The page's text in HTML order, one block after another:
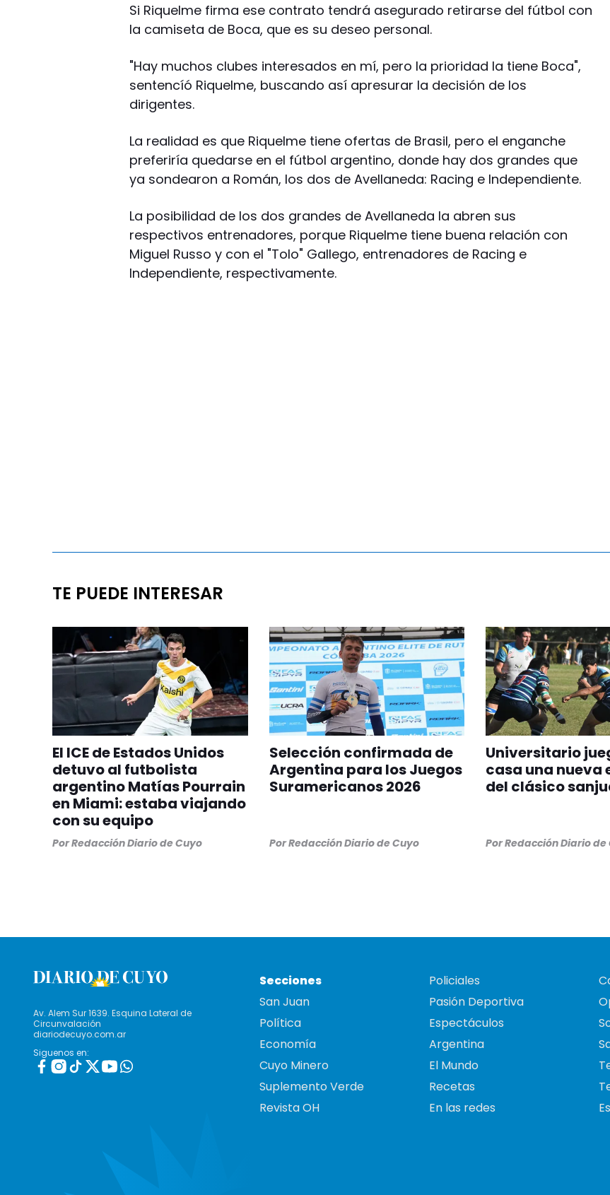
Si Riquelme firma ese contrato tendrá asegurado retirarse del fútbol con
la camiseta de Boca, que es su deseo personal.
"Hay muchos clubes interesados en mí, pero la prioridad la tiene Boca",
sentencíó Riquelme, buscando así apresurar la decisión de los
dirigentes.
La realidad es que Riquelme tiene ofertas de Brasil, pero el enganche
preferiría quedarse en el fútbol argentino, donde hay dos grandes que
ya sondearon a Román, los dos de Avellaneda: Racing e Independiente.
La posibilidad de los dos grandes de Avellaneda la abren sus
respectivos entrenadores, porque Riquelme tiene buena relación con
Miguel Russo y con el "Tolo" Gallego, entrenadores de Racing e
Independiente, respectivamente.
TE PUEDE INTERESAR
El ICE de Estados Unidos
detuvo al futbolista
argentino Matías Pourrain
en Miami: estaba viajando
con su equipo
PorRedacción Diario de Cuyo
Selección confirmada de
Argentina para los Juegos
Suramericanos 2026
PorRedacción Diario de Cuyo
Universitario
casa una nueva
del clásico
PorRedacción Diario de
Av. Alem Sur 1639. Esquina Lateral de
Circunvalación
diariodecuyo.com.ar
Siguenos en:
Secciones
San Juan
Política
Economía
Cuyo Minero
Suplemento Verde
Revista OH
Policiales
Pasión Deportiva
Espectáculos
Argentina
El Mundo
Recetas
En las redes